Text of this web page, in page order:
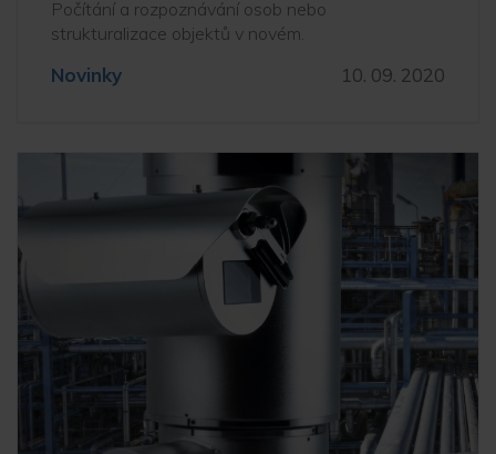
Počítání a rozpoznávání osob nebo
strukturalizace objektů v novém.
Novinky 10. 09. 2020